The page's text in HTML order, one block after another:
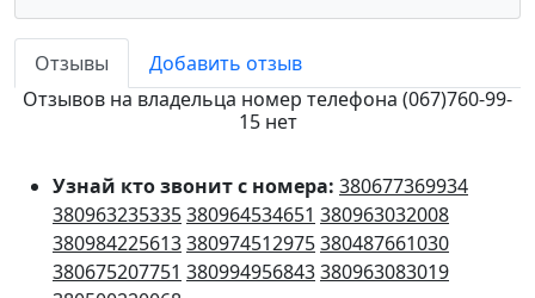
Отзывы
Добавить отзыв
Отзывов на владельца номер телефона (067)760-99-
15 нет
Узнай кто звонит с номера: 380677369934
380963235335380964534651 380963032008
380984225613380974512975380487661030
380675207751 380994956843380963083019